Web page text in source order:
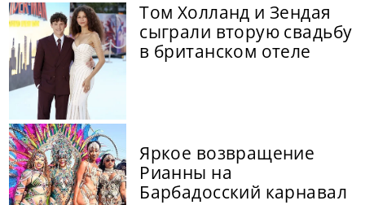
Том Холланд и Зендая
сыграли вторую свадьбу
в британском отеле
Яркое возвращение
Рианны на
Барбадосский карнавал